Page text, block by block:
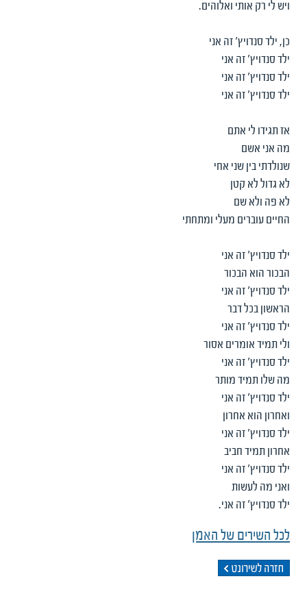
ויש לי רק אותי ואלוהים.
כן, ילד סנדויץ' זה אני
ילד סנדויץ' זה אני
ילד סנדויץ' זה אני
ילד סנדויץ' זה אני
אז תגידו לי אתם
מה אני אשם
שנולדתי בין שני אחי
לא גדול לא קטן
לא פה ולא שם
החיים עוברים מעלי ומתחתי
ילד סנדויץ' זה אני
הבכור הוא הבכור
ילד סנדויץ' זה אני
הראשון בכל דבר
ילד סנדויץ' זה אני
ולי תמיד אומרים אסור
ילד סנדויץ' זה אני
מה שלו תמיד מותר
ילד סנדויץ' זה אני
ואחרון הוא אחרון
ילד סנדויץ' זה אני
אחרון תמיד חביב
ילד סנדויץ' זה אני
ואני מה לעשות
ילד סנדויץ' זה אני.
לכל השירים של האמן